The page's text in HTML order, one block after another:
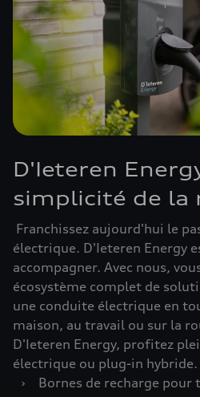
D'Ieteren
simplicité de la
Franchissez aujourd'hui le
électrique. D'Ieteren Energy
accompagner. Avec nous,
écosystème complet de
une conduite électrique en
maison, au travail ou sur la
D'Ieteren Energy, profitez
électrique ou plug-in hybride.
›
Bornes de recharge pour